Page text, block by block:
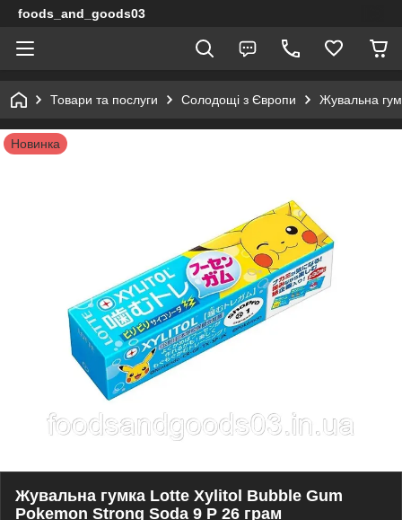
foods_and_goods03
Товари та послуги Солодощі з Європи Жувальна
Новинка
Жувальна гумка Lotte Xylitol Bubble Gum
Pokemon Strong Soda 9 P 26 грам